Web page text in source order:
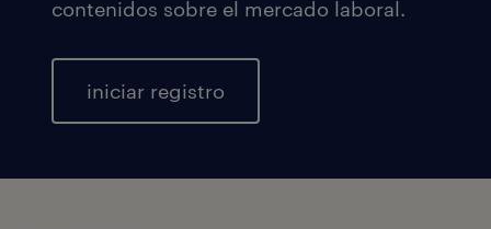
contenidos sobre el mercado laboral.
iniciar registro